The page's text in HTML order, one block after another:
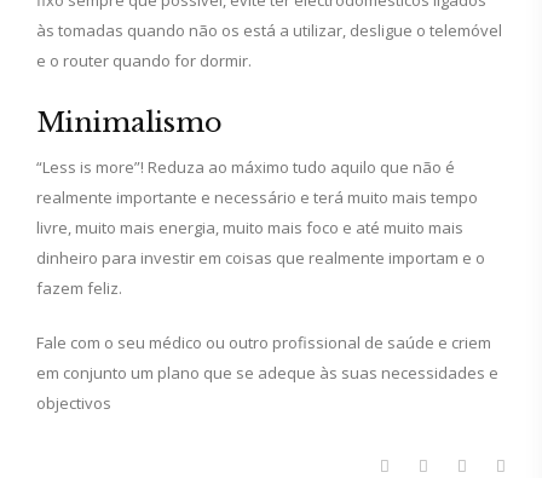
às tomadas quando não os está a utilizar, desligue o telemóvel
e o router quando for dormir.
Minimalismo
“Less is more”! Reduza ao máximo tudo aquilo que não é
realmente importante e necessário e terá muito mais tempo
livre, muito mais energia, muito mais foco e até muito mais
dinheiro para investir em coisas que realmente importam e o
fazem feliz.
Fale com o seu médico ou outro profissional de saúde e criem
em conjunto um plano que se adeque às suas necessidades e
objectivos